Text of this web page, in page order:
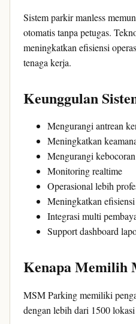
Sistem parkir manless
otomatis tanpa petugas.
meningkatkan efisiensi
tenaga kerja.
Keunggulan
Mengurangi antrean
Meningkatkan
Mengurangi
Monitoring realtime
Operasional lebih
Meningkatkan efisiensi
Integrasi multi
Support dashboard
Kenapa Memilih
MSM Parking memiliki
dengan lebih dari 1500